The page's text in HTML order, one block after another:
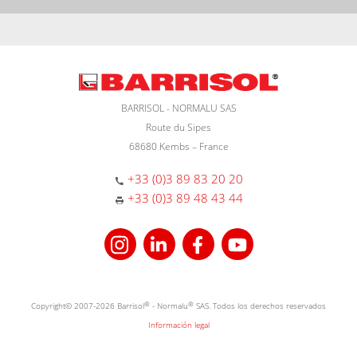
BARRISOL - NORMALU SAS
Route du Sipes
68680 Kembs – France
+33 (0)3 89 83 20 20
+33 (0)3 89 48 43 44
Copyright© 2007-2026 Barrisol® - Normalu® SAS. Todos los derechos reservados
Información legal